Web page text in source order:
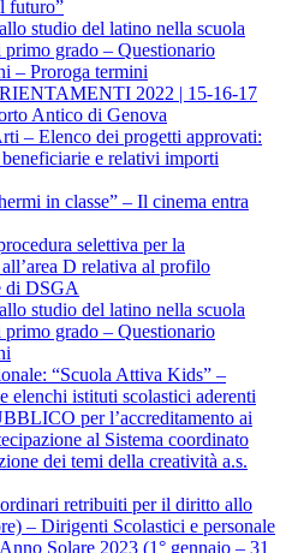
futuro”
studio del latino nella scuola
primo grado – Questionario
– Proroga termini
2022 | 15-16-17
Antico di Genova
– Elenco dei progetti approvati:
e relativi importi
in classe” – Il cinema entra
selettiva per la
D relativa al profilo
di DSGA
studio del latino nella scuola
primo grado – Questionario
“Scuola Attiva Kids” –
elenchi istituti scolastici aderenti
per l’accreditamento ai
al Sistema coordinato
dei temi della creatività a.s.
retribuiti per il diritto allo
– Dirigenti Scolastici e personale
Solare 2023 (1° gennaio – 31